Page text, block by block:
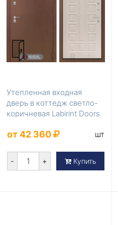
Утепленная входная
дверь в коттедж светло-
коричневая Labirint Doors
от 42 360 шт
- + Купить